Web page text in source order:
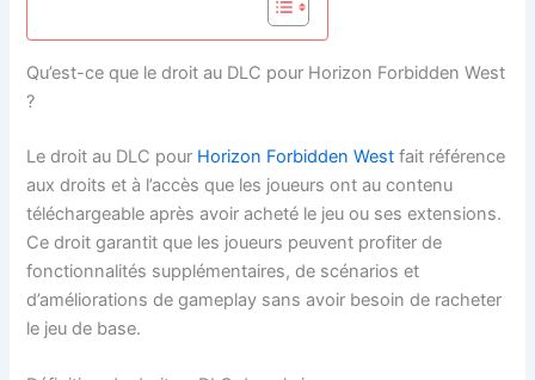
Qu’est-ce que le droit au DLC pour Horizon Forbidden West
?
Le droit au DLC pour Horizon Forbidden West fait référence
aux droits et à l’accès que les joueurs ont au contenu
téléchargeable après avoir acheté le jeu ou ses extensions.
Ce droit garantit que les joueurs peuvent profiter de
fonctionnalités supplémentaires, de scénarios et
d’améliorations de gameplay sans avoir besoin de racheter
le jeu de base.